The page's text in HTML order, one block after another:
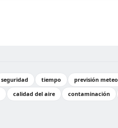
seguridad tiempo previsión
calidad del aire contaminación